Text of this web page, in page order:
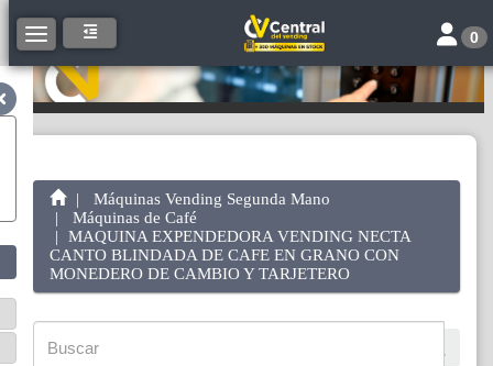
Toggle navigation Toggle
0
Máquinas Vending Segunda Mano
Máquinas de Café
MAQUINA EXPENDEDORA VENDING NECTA
CANTO BLINDADA DE CAFE EN GRANO CON
MONEDERO DE CAMBIO Y TARJETERO